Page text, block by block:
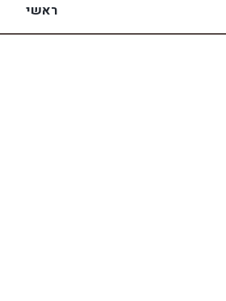
ראשי